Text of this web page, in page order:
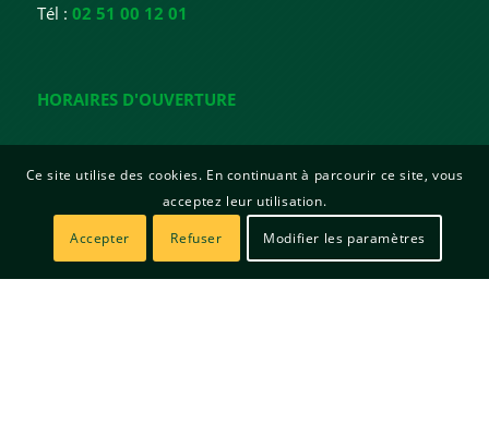
Tél : 02 51 00 12 01
HORAIRES D'OUVERTURE
Mardi : 15h - 18h
Mercredi : Fermée
Jeudi : 10h - 12h / 15h - 19h
Vendredi : 15h - 17h
Ce site utilise des cookies. En continuant à parcourir ce site, vous
acceptez leur utilisation.
Accepter
Refuser Modifier les paramètres